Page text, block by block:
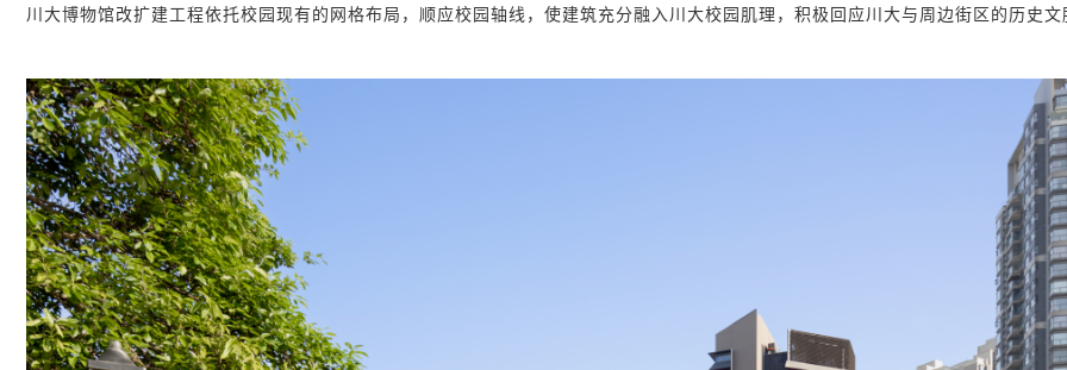
川大博物馆改扩建工程依托校园现有的网格布局，顺应校园轴线，使建筑充分融入川大校园肌理，积极回应川大与周边街区的历史文